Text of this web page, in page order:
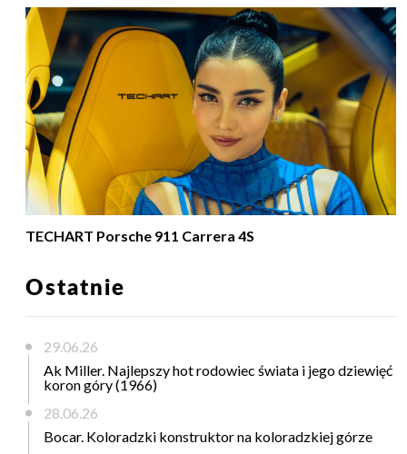
TECHART Porsche 911 Carrera 4S
Ostatnie
29.06.26
Ak Miller. Najlepszy hot rodowiec świata i jego dziewięć
koron góry (1966)
28.06.26
Bocar. Koloradzki konstruktor na koloradzkiej górze